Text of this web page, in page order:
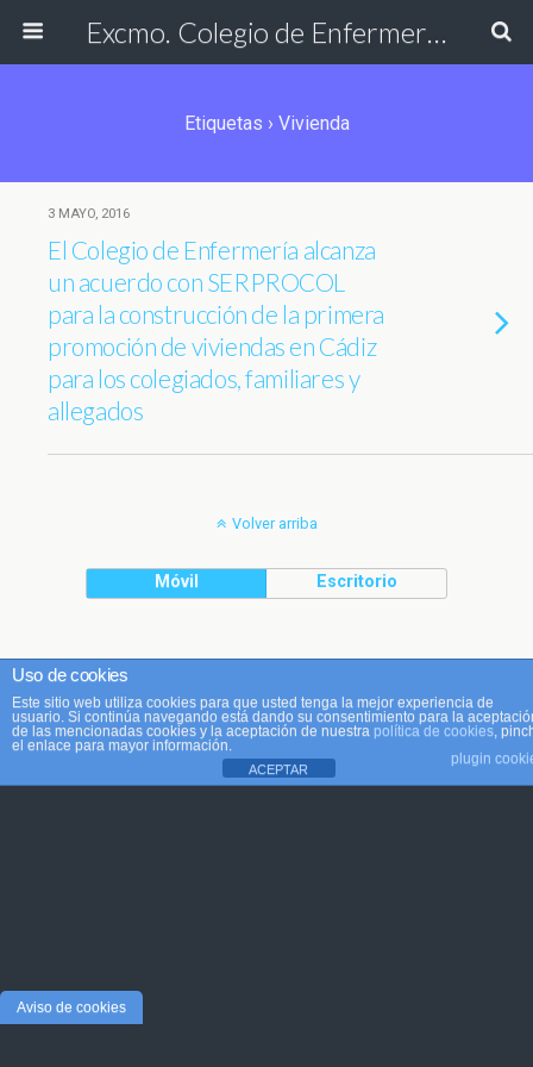
Excmo. Colegio de Enfermería de Cádiz
Etiquetas › Vivienda
3 MAYO, 2016
El Colegio de Enfermería alcanza
un acuerdo con SERPROCOL
para la construcción de la primera
promoción de viviendas en Cádiz
para los colegiados, familiares y
allegados
Volver arriba
Móvil Escritorio
Uso de cookies
Este sitio web utiliza cookies para que usted tenga la mejor experiencia de
usuario. Si continúa navegando está dando su consentimiento para la
de las mencionadas cookies y la aceptación de nuestra política de cookies,
el enlace para mayor información.
plugin
ACEPTAR
Aviso de cookies